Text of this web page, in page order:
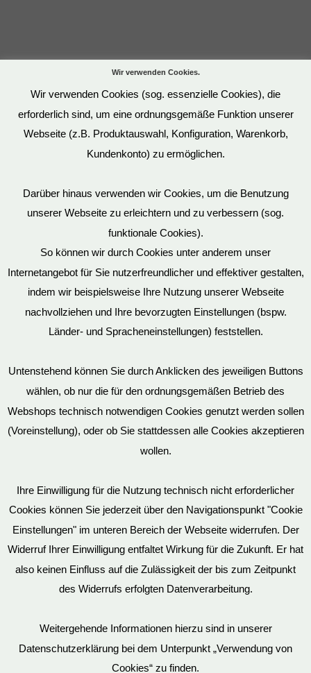
Datenschutz
Mein Konto
Vertrag widerrufen
Impressum
Bitte beachten Sie, dass wir für einen zunehmenden Teil der von
uns hergestellten SM-Möbel deutsche Geschmacksmuster beim
Deutschen Patent und Markenamt (DPMA) haben eintragen
Wir verwenden Cookies.
Wir verwenden Cookies (sog. essenzielle Cookies), die
erforderlich sind, um eine ordnungsgemäße Funktion unserer
Webseite (z.B. Produktauswahl, Konfiguration, Warenkorb,
Kundenkonto) zu ermöglichen.
Darüber hinaus verwenden wir Cookies, um die Benutzung
unserer Webseite zu erleichtern und zu verbessern (sog.
funktionale Cookies).
So können wir durch Cookies unter anderem unser
Internetangebot für Sie nutzerfreundlicher und effektiver gestalten,
indem wir beispielsweise Ihre Nutzung unserer Webseite
nachvollziehen und Ihre bevorzugten Einstellungen (bspw.
Länder- und Spracheneinstellungen) feststellen.
Untenstehend können Sie durch Anklicken des jeweiligen Buttons
wählen, ob nur die für den ordnungsgemäßen Betrieb des
Webshops technisch notwendigen Cookies genutzt werden sollen
(Voreinstellung), oder ob Sie stattdessen alle Cookies akzeptieren
wollen.
Ihre Einwilligung für die Nutzung technisch nicht erforderlicher
Cookies können Sie jederzeit über den Navigationspunkt "Cookie
Einstellungen" im unteren Bereich der Webseite widerrufen. Der
Widerruf Ihrer Einwilligung entfaltet Wirkung für die Zukunft. Er hat
also keinen Einfluss auf die Zulässigkeit der bis zum Zeitpunkt
des Widerrufs erfolgten Datenverarbeitung.
Weitergehende Informationen hierzu sind in unserer
Datenschutzerklärung bei dem Unterpunkt „Verwendung von
Cookies“ zu finden.